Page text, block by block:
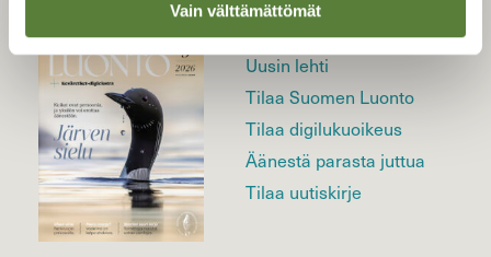
Vain välttämättömät
LEHTI
Uusin lehti
Tilaa Suomen Luonto
Tilaa digilukuoikeus
Äänestä parasta juttua
Tilaa uutiskirje